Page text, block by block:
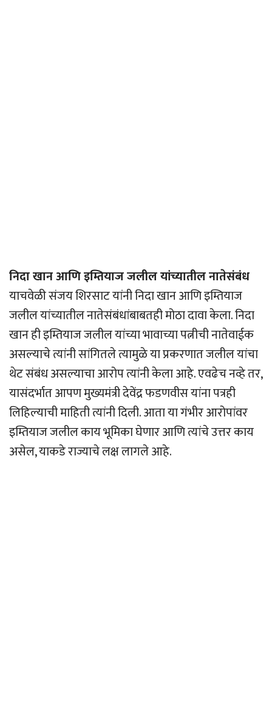
निदा खान आणि इम्तियाज जलील यांच्यातील नातेसंबंध
याचवेळी संजय शिरसाट यांनी निदा खान आणि इम्तियाज
जलील यांच्यातील नातेसंबंधांबाबतही मोठा दावा केला. निदा
खान ही इम्तियाज जलील यांच्या भावाच्या पत्नीची नातेवाईक
असल्याचे त्यांनी सांगितले त्यामुळे या प्रकरणात जलील यांचा
थेट संबंध असल्याचा आरोप त्यांनी केला आहे. एवढेच नव्हे तर,
यासंदर्भात आपण मुख्यमंत्री देवेंद्र फडणवीस यांना पत्रही
लिहिल्याची माहिती त्यांनी दिली. आता या गंभीर आरोपांवर
इम्तियाज जलील काय भूमिका घेणार आणि त्यांचे उत्तर काय
असेल, याकडे राज्याचे लक्ष लागले आहे.